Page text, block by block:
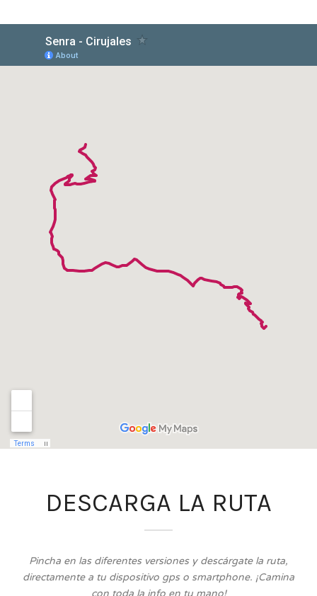
DESCARGA LA RUTA
Pincha en las diferentes versiones y descárgate la ruta,
directamente a tu dispositivo gps o smartphone. ¡Camina
con toda la info en tu mano!